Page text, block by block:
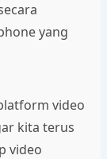
yang
video
kita terus
video